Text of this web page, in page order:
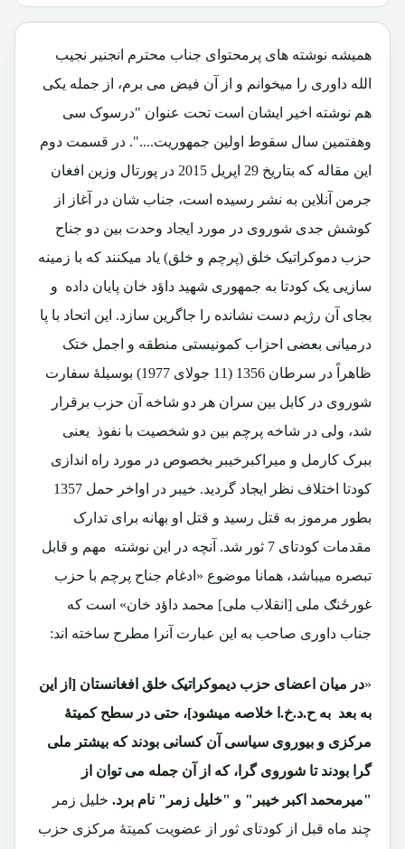
همیشه نوشته های پرمحتوای جناب محترم انجنیر نجیب
الله داوری را میخوانم و از آن فیض می برم، از جمله یکی
هم نوشته اخیر ایشان است تحت عنوان "درسوک سی
وهفتمین سال سقوط اولین جمهوریت....". در قسمت دوم
این مقاله که بتاریخ 29 اپریل 2015 در پورتال وزین افغان
جرمن آنلاین به نشر رسیده است، جناب شان در آغاز از
کوشش جدی شوروی در مورد ایجاد وحدت بین دو جناح
حزب دموکراتیک خلق (پرچم و خلق) یاد میکنند که با زمینه
سازیی یک کودتا به جمهوری شهید داؤد خان پایان داده و
بجای آن رژیم دست نشانده را جاگرین سازد. این اتحاد با پا
درمیانی بعضی احزاب کمونیستی منطقه و اجمل ختک
ظاهراً در سرطان 1356 (11 جولای 1977) بوسیلۀ سفارت
شوروی در کابل بین سران هر دو شاخه آن حزب برقرار
شد، ولی در شاخه پرچم بین دو شخصیت با نفوذ یعنی
ببرک کارمل و میراکبرخیبر بخصوص در مورد راه اندازی
کودتا اختلاف نظر ایجاد گردید. خیبر در اواخر حمل 1357
بطور مرموز به قتل رسید و قتل او بهانه برای تدارک
مقدمات کودتای 7 ثور شد. آنچه در این نوشته مهم و قابل
تبصره میباشد، همانا موضوع «ادغام جناح پرچم با حزب
غورځنګ ملی [انقلاب ملی] محمد داؤد خان» است که
جناب داوری صاحب به این عبارت آنرا مطرح ساخته اند:
«در میان اعضای حزب دیموکراتیک خلق افغانستان [از این
به بعد به ح.د.خ.ا خلاصه میشود]، حتی در سطح کمیتۀ
مرکزی و بیوروی سیاسی آن کسانی بودند که بیشتر ملی
گرا بودند تا شوروی گرا، که از آن جمله می توان از
"میرمحمد اکبر خیبر" و "خلیل زمر" نام برد. خلیل زمر
چند ماه قبل از کودتای ثور از عضویت کمیتۀ مرکزی حزب